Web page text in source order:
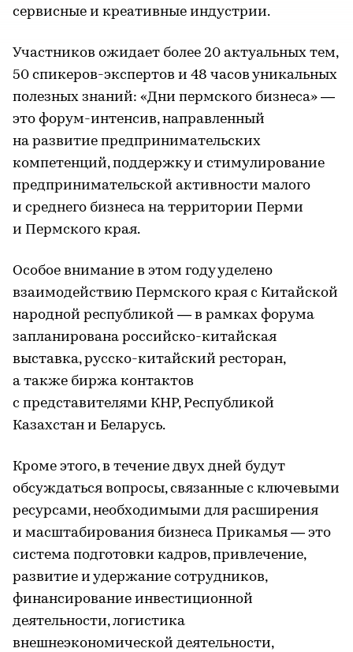
сервисные и креативные индустрии.
Участников ожидает более 20 актуальных тем,
50 спикеров-экспертов и 48 часов уникальных
полезных знаний: «Дни пермского бизнеса» —
это форум-интенсив, направленный
на развитие предпринимательских
компетенций, поддержку и стимулирование
предпринимательской активности малого
и среднего бизнеса на территории Перми
и Пермского края.
Особое внимание в этом году уделено
взаимодействию Пермского края с Китайской
народной республикой — в рамках форума
запланирована российско-китайская
выставка, русско-китайский ресторан,
а также биржа контактов
с представителями КНР, Республикой
Казахстан и Беларусь.
Кроме этого, в течение двух дней будут
обсуждаться вопросы, связанные с ключевыми
ресурсами, необходимыми для расширения
и масштабирования бизнеса Прикамья — это
система подготовки кадров, привлечение,
развитие и удержание сотрудников,
финансирование инвестиционной
деятельности, логистика
внешнеэкономической деятельности,